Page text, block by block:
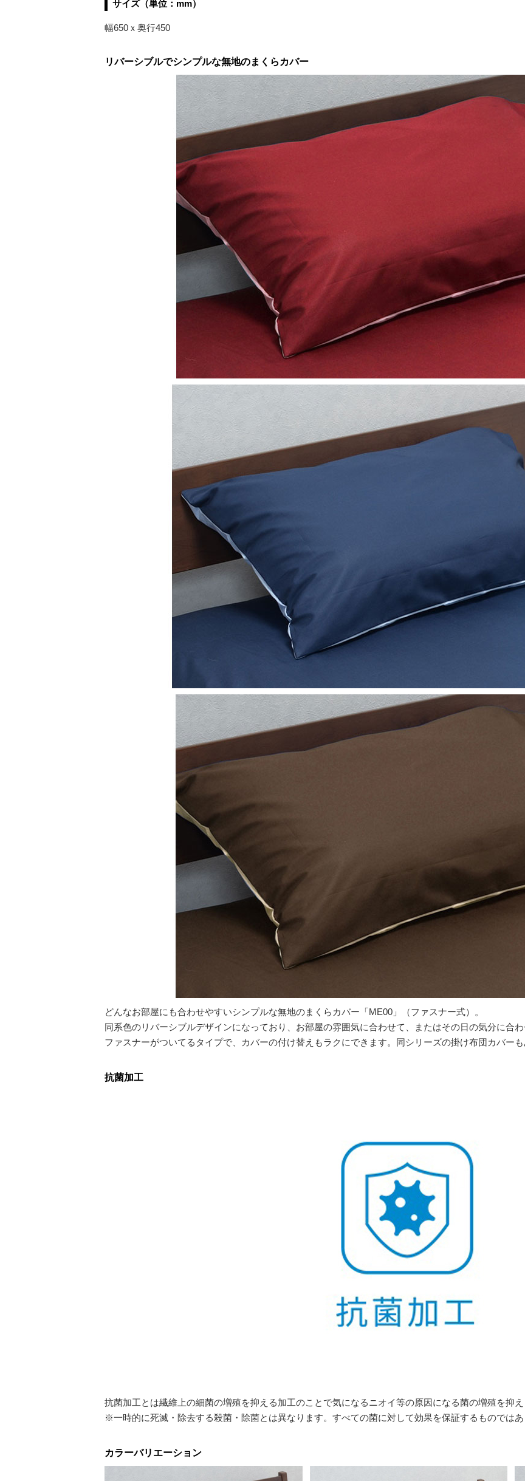
サイズ（単位：mm）
幅650ｘ奥行450
リバーシブルでシンプルな無地のまくらカバー
どんなお部屋にも合わせやすいシンプルな無地のまくらカバー「ME00」（ファスナー式）。
同系色のリバーシブルデザインになっており、お部屋の雰囲気に合わせて、またはその日の気分に合
ファスナーがついてるタイプで、カバーの付け替えもラクにできます。同シリーズの掛け布団カバー
抗菌加工
抗菌加工とは繊維上の細菌の増殖を抑える加工のことで気になるニオイ等の原因になる菌の増殖を抑え
※一時的に死滅・除去する殺菌・除菌とは異なります。すべての菌に対して効果を保証するものではあ
カラーバリエーション